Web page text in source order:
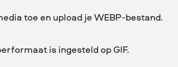
toe en upload je WEBP-bestand.
is ingesteld op GIF.